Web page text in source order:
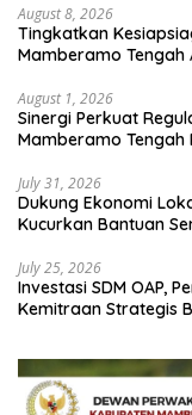
August 8, 2026
Tingkatkan
Mamberamo Tengah
August 1, 2026
Sinergi Perkuat
Mamberamo Tengah
July 31, 2026
Dukung Ekonomi
Kucurkan Bantuan
July 25, 2026
Investasi SDM OAP,
Kemitraan Strategis